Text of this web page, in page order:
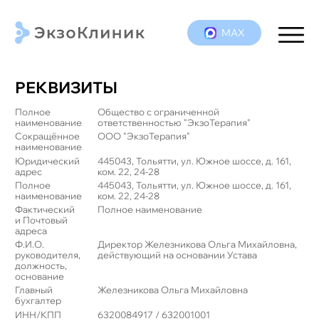
МАХ
РЕКВИЗИТЫ
Полное
наименование
Общество с ограниченной
ответственностью "ЭкзоТерапия"
Сокращённое
наименование
ООО "ЭкзоТерапия"
Юридический
адрес
445043, Тольятти, ул. Южное шоссе, д. 161,
ком. 22, 24-28
Полное
наименование
445043, Тольятти, ул. Южное шоссе, д. 161,
ком. 22, 24-28
Фактический
и Почтовый
адреса
Полное наименование
Ф.И.О.
руководителя,
должность,
основание
Директор Железникова Ольга Михайловна,
действующий на основании Устава
Главный
бухгалтер
Железникова Ольга Михайловна
ИНН/КПП
6320084917 / 632001001